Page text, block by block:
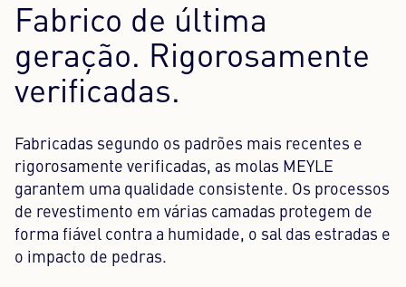
Fabrico de última
geração. Rigorosamente
verificadas.
Fabricadas segundo os padrões mais recentes e
rigorosamente verificadas, as molas MEYLE
garantem uma qualidade consistente. Os processos
de revestimento em várias camadas protegem de
forma fiável contra a humidade, o sal das estradas e
o impacto de pedras.